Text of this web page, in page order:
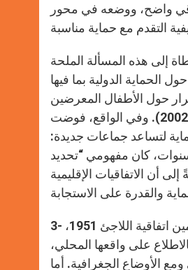
واضح، ووضعه في محور
إلى هذه المسألة الملحة
الحماية الدولية بما فيها
(2005)، القرار حول النساء والفتيات المعرضات للخطر (2006)، القرار حول الأطفال المعرضين
للخطر (2007)، حوار اللجنة حول تحديات الحماية (2007)، وجدول الأعمال من أجل الحماية (2002). وفي الواقع، فوضت
لتساعد جماعات جديدة:
كان مفهومي “تحديد
أن الاتفاقيات الإقليمية
3- إن عملية إنذار الدول بالمتطلبات الجديدة للحماية تظهر طريقة عملية وفهماً فعالاً لتضمين اتفاقية اللاجئ 1951،
بالاطلاع على واقعها المحلي،
الأوضاع الجغرافية. أما